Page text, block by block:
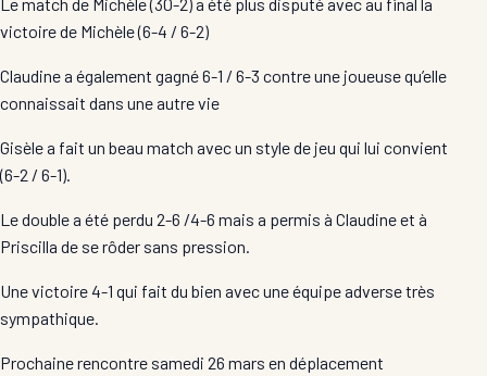
victoire de Michèle (6-4 / 6-2)
Claudine a également gagné 6-1 / 6-3 contre une joueuse qu’elle
connaissait dans une autre vie
Gisèle a fait un beau match avec un style de jeu qui lui convient
(6-2 / 6-1).
Le double a été perdu 2-6 /4-6 mais a permis à Claudine et à
Priscilla de se rôder sans pression.
Une victoire 4-1 qui fait du bien avec une équipe adverse très
sympathique.
Prochaine rencontre samedi 26 mars en déplacement